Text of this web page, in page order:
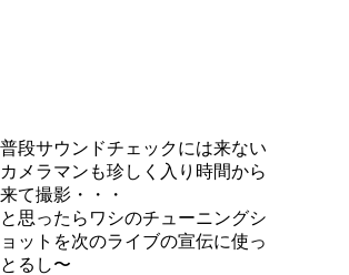
普段サウンドチェックには来ない
カメラマンも珍しく入り時間から
来て撮影・・・
と思ったらワシのチューニングシ
ョットを次のライブの宣伝に使っ
とるし〜